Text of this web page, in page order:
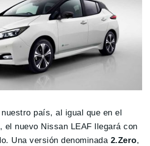
país, al igual que en el
el nuevo Nissan LEAF llegará con
Una versión denominada 2.Zero,